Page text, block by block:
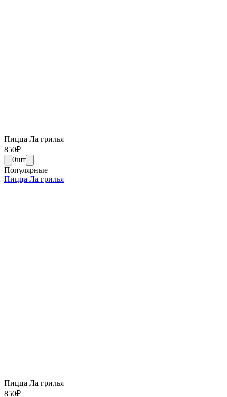
Пицца Ла грилья
850₽
0шт
Популярные
Пицца Ла грилья
Пицца Ла грилья
850₽